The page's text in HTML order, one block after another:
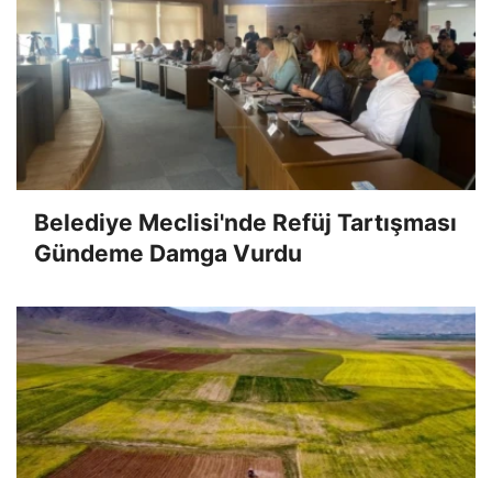
Belediye Meclisi'nde Refüj Tartışması
Gündeme Damga Vurdu